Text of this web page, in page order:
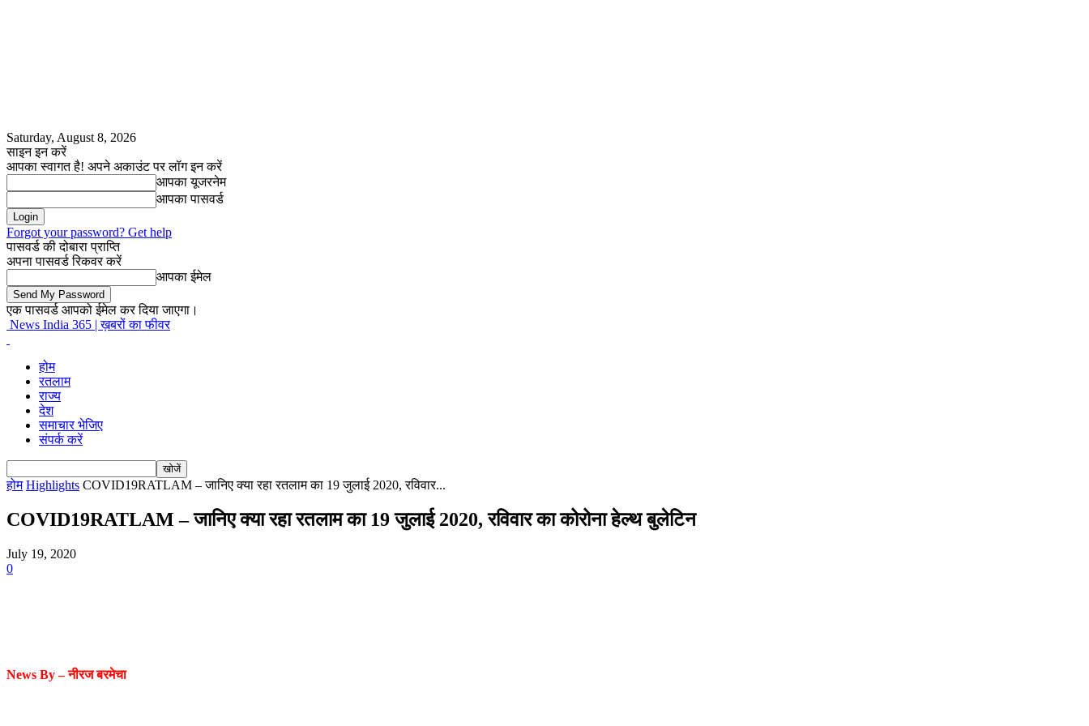
Saturday, August 8, 2026
साइन इन करें
आपका स्वागत है! अपने अकाउंट पर लॉग इन करें
आपका यूजरनेम
आपका पासवर्ड
Forgot your password? Get help
पासवर्ड की दोबारा प्राप्ति
अपना पासवर्ड रिकवर करें
आपका ईमेल
एक पासवर्ड आपको ईमेल कर दिया जाएगा।
News India 365 | ख़बरों का फीवर
होम
रतलाम
राज्य
देश
समाचार भेजिए
संपर्क करें
होम Highlights COVID19RATLAM – जानिए क्या रहा रतलाम का 19 जुलाई 2020, रविवार...
COVID19RATLAM – जानिए क्या रहा रतलाम का 19 जुलाई 2020, रविवार का कोरोना हेल्थ बुलेटिन
July 19, 2020
0
News By –नीरज बरमेचा